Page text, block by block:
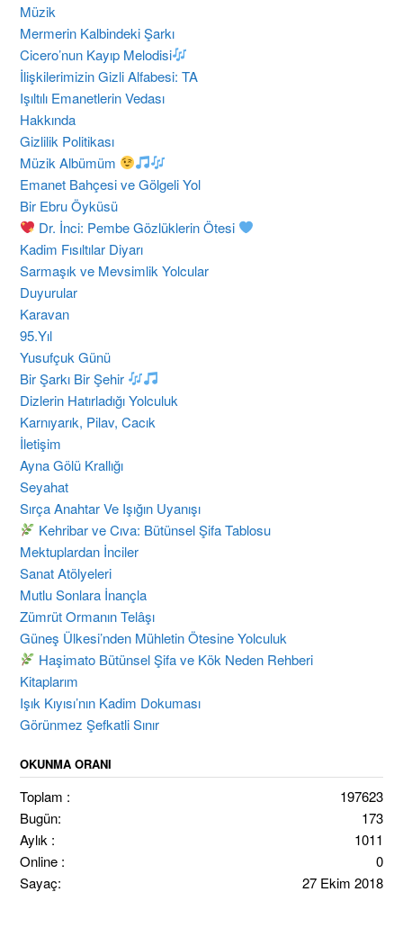
Müzik
Mermerin Kalbindeki Şarkı
Cicero’nun Kayıp Melodisi
İlişkilerimizin Gizli Alfabesi: TA
​Işıltılı Emanetlerin Vedası
Hakkında
Gizlilik Politikası
Müzik Albümüm
Emanet Bahçesi ve Gölgeli Yol
Bir Ebru Öyküsü
Dr. İnci: Pembe Gözlüklerin Ötesi
Kadim Fısıltılar Diyarı
Sarmaşık ve Mevsimlik Yolcular
Duyurular
Karavan
95.Yıl
Yusufçuk Günü
Bir Şarkı Bir Şehir
Dizlerin Hatırladığı Yolculuk
Karnıyarık, Pilav, Cacık
İletişim
Ayna Gölü Krallığı
Seyahat
Sırça Anahtar Ve Işığın Uyanışı
Kehribar ve Cıva: Bütünsel Şifa Tablosu
Mektuplardan İnciler
Sanat Atölyeleri
Mutlu Sonlara İnançla
Zümrüt Ormanın Telâşı
Güneş Ülkesi’nden Mühletin Ötesine Yolculuk
Haşimato Bütünsel Şifa ve Kök Neden Rehberi
Kitaplarım
Işık Kıyısı’nın Kadim Dokuması
Görünmez Şefkatli Sınır
OKUNMA ORANI
197623
Toplam :
173
Bugün:
1011
Aylık :
0
Online :
27 Ekim 2018
Sayaç: